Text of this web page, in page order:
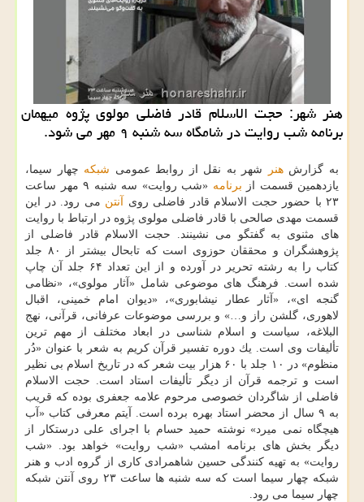
هنر شهر: حجت الاسلام قادر فاضلی مولوی پژوه میهمان
برنامه شب روایت در شامگاه سه شنبه ۹ مهر می شود.
به گزارشهنر شهر به نقل از روابط عمومی شبكه چهار سیما،
یازدهمین قسمت از برنامه
«شب روایت» سه شنبه ۹ مهر ساعت
۲۳ با حضور حجت الاسلام قادر فاضلی روی
آنتن می رود. در این
قسمت مهدی صالحی با قادر فاضلی مولوی پژوه در ارتباط با روایت
های مثنوی به گفتگو می نشینند. حجت الاسلام قادر فاضلی از
پژوهشگران و محققان حوزوی است كه تابحال بیشتر از ۸۰ جلد
كتاب را به رشته تحریر در آورده و از این تعداد ۶۴ جلد آن چاپ
شده است. فرهنگ های موضوعی شامل «آثار مولوی»، «نظامی
گنجه ای»، «آثار عطار نیشابوری»، «دیوان امام خمینی، اقبال
لاهوری، گلشن راز و…» و بررسی موضوعات عرفانی، قرآنی، نهج
البلاغه، سیاست و اسلام شناسی در ابعاد مختلف از مهم ترین
تألیفات وی است. یك دوره تفسیر قرآن كریم به شعر با عنوان «دُر
منظوم» در ۱۰ جلد با ۶۰ هزار بیت شعر كه در تاریخ اسلام بی نظیر
است و ترجمه قرآن از دیگر تألیفات استاد است. حجت الاسلام
فاضلی از شاگردان خصوصی مرحوم علامه جعفری بوده كه قریب
به ۹ سال از محضر استاد بهره برده است. آیتم معرفی كتاب «آب
هیچگاه نمی میرد» نوشته حمید حسام با اجرای علی درستكار از
دیگر بخش های برنامه امشب «شب روایت» خواهد بود. «شب
روایت» به تهیه كنندگی حسین شاهمرادی كاری از گروه ادب و هنر
شبكه چهار سیما است كه سه شنبه ها ساعت ۲۳ روی آنتن شبكه
چهار سیما می رود.